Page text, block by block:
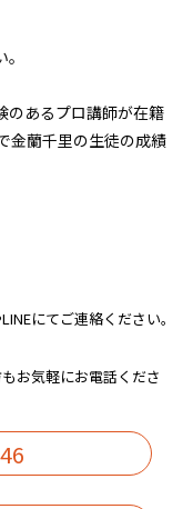
のあるプロ講師が在籍
金蘭千里の生徒の成績
にてご連絡ください。
お気軽にお電話くださ